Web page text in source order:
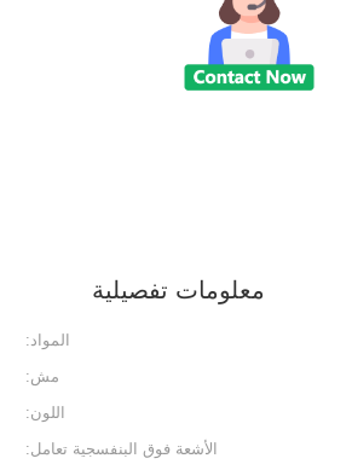
معلومات تفصيلية
المواد:
مش:
اللون:
الأشعة فوق البنفسجية تعامل: